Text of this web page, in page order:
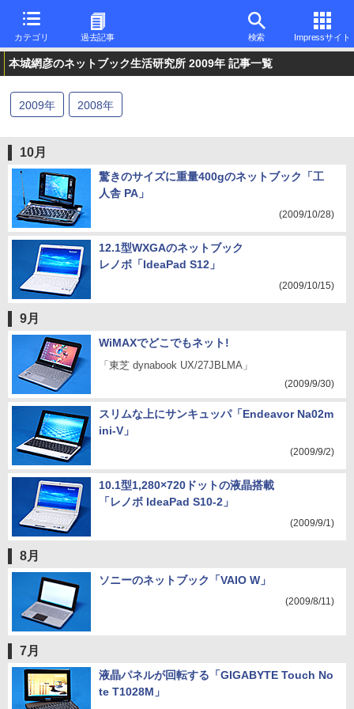
カテゴリ 過去記事 検索 Impressサイト
本城網彦のネットブック生活研究所 2009年 記事一覧
2009年 2008年
10月
驚きのサイズに重量400gのネットブック「工
人舎 PA」
(2009/10/28)
12.1型WXGAのネットブック
レノボ「IdeaPad S12」
(2009/10/15)
9月
WiMAXでどこでもネット!
「東芝 dynabook UX/27JBLMA」
(2009/9/30)
スリムな上にサンキュッパ「Endeavor Na02m
ini-V」
(2009/9/2)
10.1型1,280×720ドットの液晶搭載
「レノボ IdeaPad S10-2」
(2009/9/1)
8月
ソニーのネットブック「VAIO W」
(2009/8/11)
7月
液晶パネルが回転する「GIGABYTE Touch No
te T1028M」